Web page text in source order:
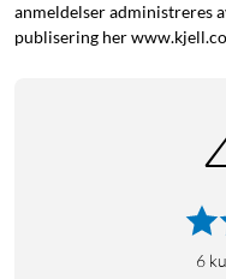
anmeldelser administreres
publisering her
6